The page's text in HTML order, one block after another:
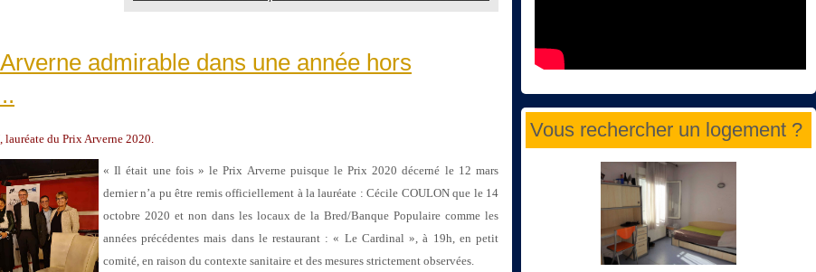
admirable dans une année hors
lauréate du Prix Arverne 2020.
« Il était une fois » le Prix Arverne puisque le Prix 2020 décerné le 12 mars
dernier n’a pu être remis officiellement à la lauréate : Cécile COULON que le 14
octobre 2020 et non dans les locaux de la Bred/Banque Populaire comme les
années précédentes mais dans le restaurant : « Le Cardinal », à 19h, en petit
comité, en raison du contexte sanitaire et des mesures strictement observées.
Vous rechercher un logement ?